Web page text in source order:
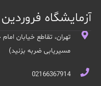
آزمایشگاه فروردین
مسیریابی ضربه بزنید)
02166367914